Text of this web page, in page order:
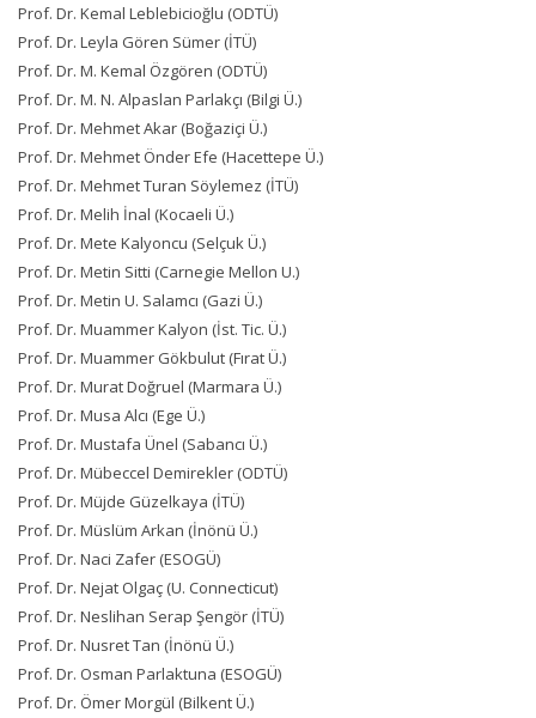
Prof. Dr. Kemal Leblebicioğlu (ODTÜ)
Prof. Dr. Leyla Gören Sümer (İTÜ)
Prof. Dr. M. Kemal Özgören (ODTÜ)
Prof. Dr. M. N. Alpaslan Parlakçı (Bilgi Ü.)
Prof. Dr. Mehmet Akar (Boğaziçi Ü.)
Prof. Dr. Mehmet Önder Efe (Hacettepe Ü.)
Prof. Dr. Mehmet Turan Söylemez (İTÜ)
Prof. Dr. Melih İnal (Kocaeli Ü.)
Prof. Dr. Mete Kalyoncu (Selçuk Ü.)
Prof. Dr. Metin Sitti (Carnegie Mellon U.)
Prof. Dr. Metin U. Salamcı (Gazi Ü.)
Prof. Dr. Muammer Kalyon (İst. Tic. Ü.)
Prof. Dr. Muammer Gökbulut (Fırat Ü.)
Prof. Dr. Murat Doğruel (Marmara Ü.)
Prof. Dr. Musa Alcı (Ege Ü.)
Prof. Dr. Mustafa Ünel (Sabancı Ü.)
Prof. Dr. Mübeccel Demirekler (ODTÜ)
Prof. Dr. Müjde Güzelkaya (İTÜ)
Prof. Dr. Müslüm Arkan (İnönü Ü.)
Prof. Dr. Naci Zafer (ESOGÜ)
Prof. Dr. Nejat Olgaç (U. Connecticut)
Prof. Dr. Neslihan Serap Şengör (İTÜ)
Prof. Dr. Nusret Tan (İnönü Ü.)
Prof. Dr. Osman Parlaktuna (ESOGÜ)
Prof. Dr. Ömer Morgül (Bilkent Ü.)